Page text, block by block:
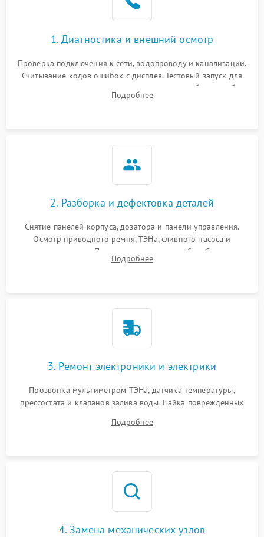
1. Диагностика и внешний осмотр
Проверка подключения к сети, водопроводу и канализации.
Считывание кодов ошибок с дисплея. Тестовый запуск для
выявления посторонних шумов, протечек или сбоев в работе
электронного модуля управления.
Подробнее
2. Разборка и дефектовка деталей
Снятие панелей корпуса, дозатора и панели управления.
Осмотр приводного ремня, ТЭНа, сливного насоса и
амортизаторов. Проверка подшипников барабана и
крестовины на износ, а манжеты люка на разрывы.
Подробнее
3. Ремонт электроники и электрики
Прозвонка мультиметром ТЭНа, датчика температуры,
прессостата и клапанов залива воды. Пайка поврежденных
Восстановление целостности проводки и контактов.
Подробнее
4. Замена механических узлов